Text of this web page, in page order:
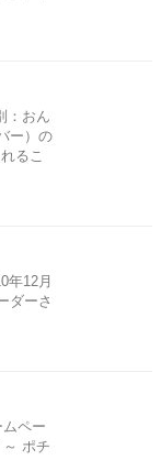
：おん
ー）の
るこ
年12月
ダーさ
ペー
ポチ